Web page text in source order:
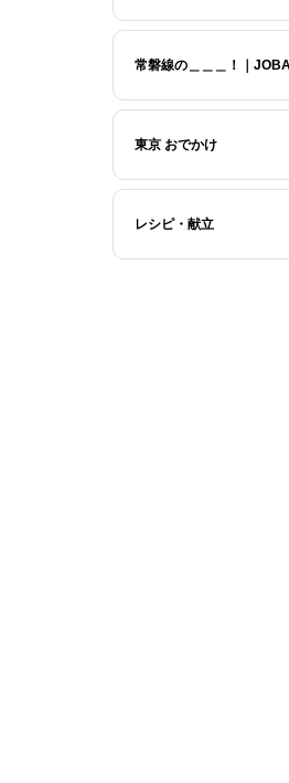
常磐線の＿＿＿！｜
東京 おでかけ
レシピ・献立